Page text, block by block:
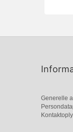
Generelle